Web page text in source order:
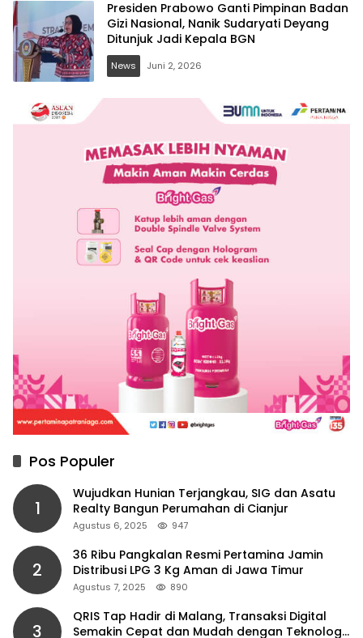
Presiden Prabowo Ganti Pimpinan Badan
Gizi Nasional, Nanik Sudaryati Deyang
Ditunjuk Jadi Kepala BGN
News Juni 2, 2026
Pos Populer
1
Wujudkan Hunian Terjangkau, SIG dan Asatu
Realty Bangun Perumahan di Cianjur
Agustus 6, 2025 947
2
36 Ribu Pangkalan Resmi Pertamina Jamin
Distribusi LPG 3 Kg Aman di Jawa Timur
Agustus 7, 2025 890
3
QRIS Tap Hadir di Malang, Transaksi Digital
Semakin Cepat dan Mudah dengan Teknologi